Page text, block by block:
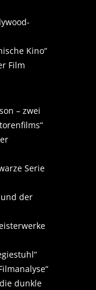
Kino“
Film
– zwei
Serie
der
dunkle